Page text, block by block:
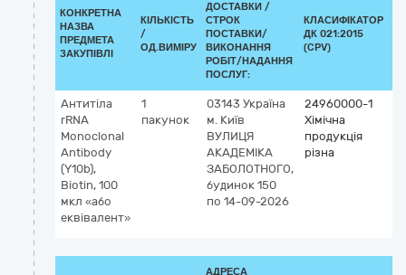
КОНКРЕТНА
НАЗВА
ПРЕДМЕТА
ЗАКУПІВЛІ
КІЛЬКІСТЬ
/
ОД.ВИМІРУ
ДОСТАВКИ /
СТРОК
ПОСТАВКИ/
ВИКОНАННЯ
РОБІТ/НАДАННЯ
ПОСЛУГ:
КЛАСИФІКАТОР
ДК 021:2015
(CPV)
Антитіла
rRNA
Monoclonal
Antibody
(Y10b),
Biotin, 100
мкл «або
еквівалент»
1
пакунок
03143 Україна
м. Київ
ВУЛИЦЯ
АКАДЕМІКА
ЗАБОЛОТНОГО,
будинок 150
по 14-09-2026
24960000-1
Хімічна
продукція
різна
АДРЕСА